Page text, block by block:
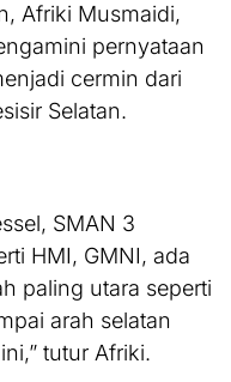
Afriki Musmaidi,
pernyataan
cermin dari
Selatan.
SMAN 3
HMI, GMNI, ada
paling utara seperti
arah selatan
tutur Afriki.